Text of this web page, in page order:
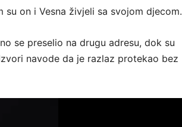
on i Vesna živjeli sa svojom djecom.
se preselio na drugu adresu, dok su
navode da je razlaz protekao bez